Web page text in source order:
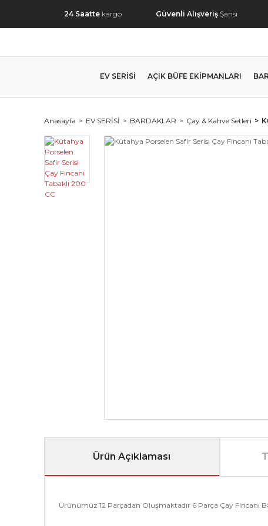
24 Saatte kargo Güvenli Alışveriş Şansı
EV SERİSİ AÇIK BÜFE EKİPMANLARI
Anasayfa EV SERİSİ BARDAKLAR Çay & Kahve Setleri
Ürün Açıklaması
Ürünümüz 12 Parçadan Oluşmaktadır 6 Parça Çay Fincanı